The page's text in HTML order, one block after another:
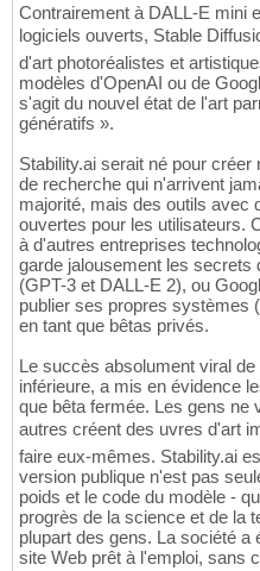
Contrairement à DALL-E mini
logiciels ouverts, Stable
d'art photoréalistes et
modèles d'OpenAI ou de
s'agit du nouvel état de l'art
génératifs ».
Stability.ai serait né pour
de recherche qui n'arrivent
majorité, mais des outils avec
ouvertes pour les utilisateurs.
à d'autres entreprises
garde jalousement les
(GPT-3 et DALL-E 2), ou
publier ses propres systèmes
en tant que bêtas privés.
Le succès absolument viral
inférieure, a mis en évidence
que bêta fermée. Les gens ne
autres créent des uvres d'art
faire eux-mêmes. Stability.ai
version publique n'est pas
poids et le code du modèle -
progrès de la science et de la
plupart des gens. La société a
site Web prêt à l'emploi, sans